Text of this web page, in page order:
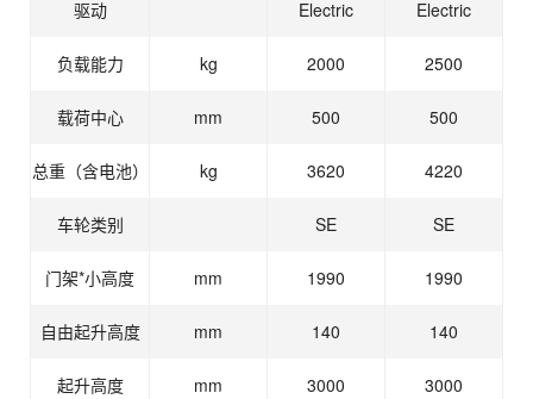
驱动 Electric Electric
负载能力 kg 2000 2500
载荷中心 mm 500 500
总重（含电池） kg 3620 4220
车轮类别 SE SE
门架*小高度 mm 1990 1990
自由起升高度 mm 140 140
起升高度 mm 3000 3000